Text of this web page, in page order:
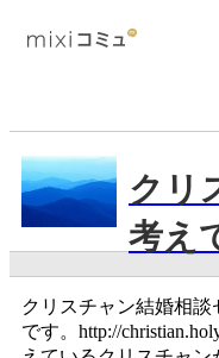
クリ
考え
クリスチャン結婚相
です。http://